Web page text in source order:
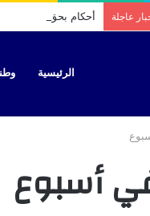
عاجلة أحكام بحق سائقي
الرئيسية
أسبوع